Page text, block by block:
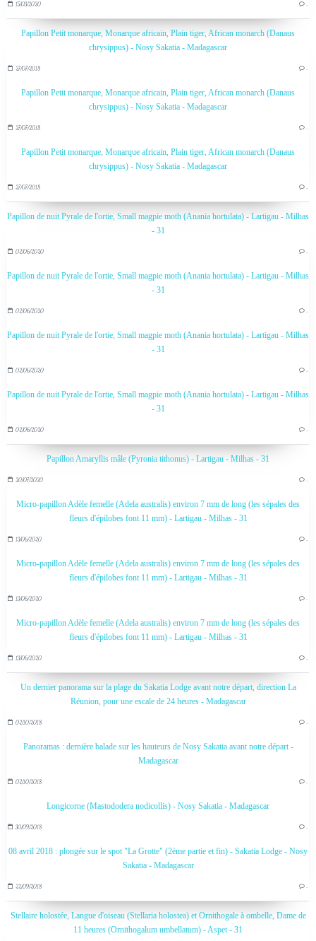
15/03/2020 …
Papillon Petit monarque, Monarque africain, Plain tiger, African monarch (Danaus
chrysippus) - Nosy Sakatia - Madagascar
27/07/2018 …
Papillon Petit monarque, Monarque africain, Plain tiger, African monarch (Danaus
chrysippus) - Nosy Sakatia - Madagascar
27/07/2018 …
Papillon Petit monarque, Monarque africain, Plain tiger, African monarch (Danaus
chrysippus) - Nosy Sakatia - Madagascar
27/07/2018 …
Papillon de nuit Pyrale de l'ortie, Small magpie moth (Anania hortulata) - Lartigau - Milhas
- 31
02/06/2020 …
Papillon de nuit Pyrale de l'ortie, Small magpie moth (Anania hortulata) - Lartigau - Milhas
- 31
02/06/2020 …
Papillon de nuit Pyrale de l'ortie, Small magpie moth (Anania hortulata) - Lartigau - Milhas
- 31
02/06/2020 …
Papillon de nuit Pyrale de l'ortie, Small magpie moth (Anania hortulata) - Lartigau - Milhas
- 31
02/06/2020 …
Papillon Amaryllis mâle (Pyronia tithonus) - Lartigau - Milhas - 31
20/07/2020 …
Micro-papillon Adèle femelle (Adela australis) environ 7 mm de long (les sépales des
fleurs d'épilobes font 11 mm) - Lartigau - Milhas - 31
13/06/2020 …
Micro-papillon Adèle femelle (Adela australis) environ 7 mm de long (les sépales des
fleurs d'épilobes font 11 mm) - Lartigau - Milhas - 31
13/06/2020 …
Micro-papillon Adèle femelle (Adela australis) environ 7 mm de long (les sépales des
fleurs d'épilobes font 11 mm) - Lartigau - Milhas - 31
13/06/2020 …
Un dernier panorama sur la plage du Sakatia Lodge avant notre départ, direction La
Réunion, pour une escale de 24 heures - Madagascar
02/10/2018 …
Panoramas : dernière balade sur les hauteurs de Nosy Sakatia avant notre départ -
Madagascar
02/10/2018 …
Longicorne (Mastododera nodicollis) - Nosy Sakatia - Madagascar
30/09/2018 …
08 avril 2018 : plongée sur le spot "La Grotte" (2ème partie et fin) - Sakatia Lodge - Nosy
Sakatia - Madagascar
22/09/2018 …
Stellaire holostée, Langue d'oiseau (Stellaria holostea) et Ornithogale à ombelle, Dame de
11 heures (Ornithogalum umbellatum) - Aspet - 31